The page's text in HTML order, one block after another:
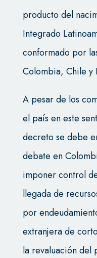
producto del
Integrado
conformado por
Colombia, Chile y
A pesar de los
el país en este
decreto se debe
debate en
imponer control
llegada de
por
extranjera de
la revaluación del